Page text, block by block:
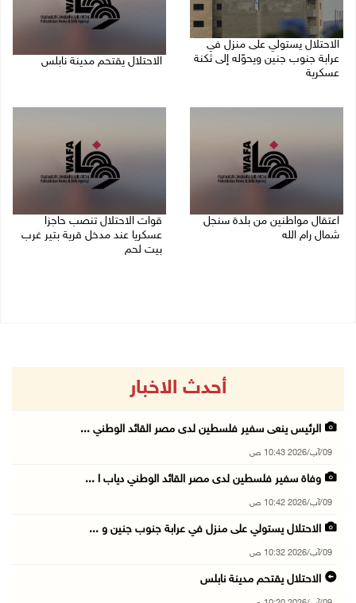
الاحتلال يستولي على منزل في
عرابة جنوب جنين ويحوّله إلى ثكنة
عسكرية
الاحتلال يقتحم مدينة نابلس
اعتقال مواطنين من بلدة سنجل
شمال رام الله
قوات الاحتلال تنصب حاجزا
عسكريا عند مدخل قرية بتير غرب
بيت لحم
أحدث الاخبار
الرئيس ينعى سفير فلسطين لدى مصر القائد الوطني ...
09/آب/2026 10:43 ص
وفاة سفير فلسطين لدى مصر القائد الوطني دياب ا ...
09/آب/2026 10:42 ص
الاحتلال يستولي على منزل في عرابة جنوب جنين و ...
09/آب/2026 10:32 ص
الاحتلال يقتحم مدينة نابلس